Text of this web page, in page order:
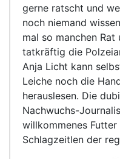
gerne ratscht und
noch niemand
mal so manchen
tatkräftig die
Anja Licht kann
Leiche noch die
herauslesen. Die
Nachwuchs-
willkommenes
Schlagzeitlen der